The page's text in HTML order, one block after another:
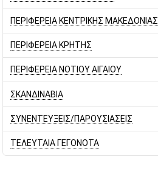
ΠΕΡΙΦΕΡΕΙΑ ΚΕΝΤΡΙΚΗΣ ΜΑΚΕΔΟΝΙΑΣ
ΠΕΡΙΦΕΡΕΙΑ ΚΡΗΤΗΣ
ΠΕΡΙΦΕΡΕΙΑ ΝΟΤΙΟΥ ΑΙΓΑΙΟΥ
ΣΚΑΝΔΙΝΑΒΙΑ
ΣΥΝΕΝΤΕΥΞΕΙΣ/ΠΑΡΟΥΣΙΑΣΕΙΣ
ΤΕΛΕΥΤΑΙΑ ΓΕΓΟΝΟΤΑ